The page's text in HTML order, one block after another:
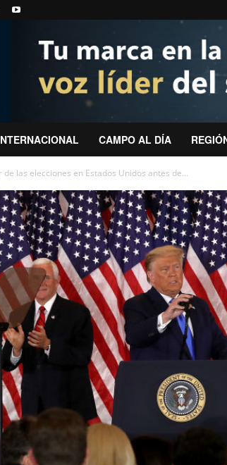
CAMPO AL DÍA
las elecciones en Estados Unidos antes de...